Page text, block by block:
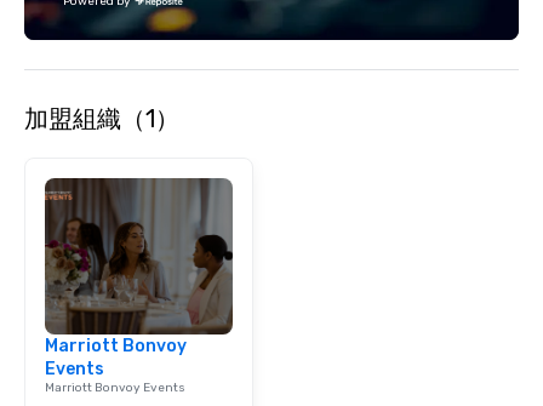
Event: We don’t just
加盟組織（1）
Marriott Bonvoy
Events
Marriott Bonvoy Events